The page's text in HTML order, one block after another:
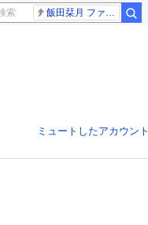
飯田栞月 ファントム
ミュートしたアカウント